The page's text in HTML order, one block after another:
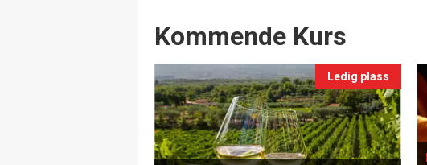
Events
Kommende Kurs
Ledig plass